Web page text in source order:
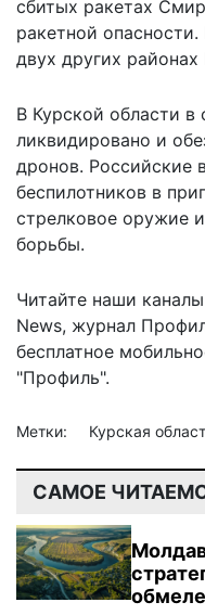
сбитых ракетах
ракетной
двух других
В Курской области в
ликвидировано и
дронов. Российские
беспилотников в
стрелковое оружие
борьбы.
Читайте наши
News, журнал
бесплатное
"Профиль".
Метки: Курская
САМОЕ